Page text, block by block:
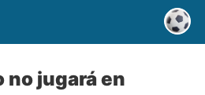
no jugará en